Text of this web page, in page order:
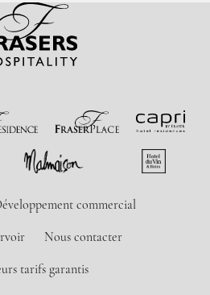
commercial
Nous contacter
tarifs garantis